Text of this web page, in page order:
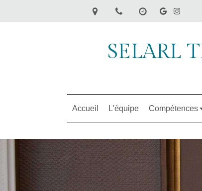
SELARL
Accueil L'équipe Compétences